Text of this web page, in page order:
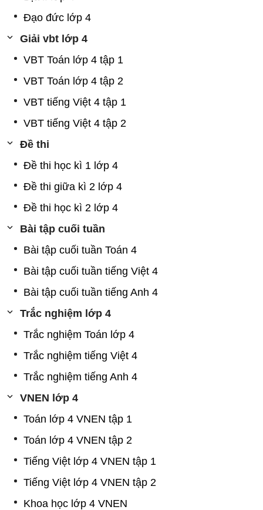
Đạo đức lớp 4
Giải vbt lớp 4
VBT Toán lớp 4 tập 1
VBT Toán lớp 4 tập 2
VBT tiếng Việt 4 tập 1
VBT tiếng Việt 4 tập 2
Đề thi
Đề thi học kì 1 lớp 4
Đề thi giữa kì 2 lớp 4
Đề thi học kì 2 lớp 4
Bài tập cuối tuần
Bài tập cuối tuần Toán 4
Bài tập cuối tuần tiếng Việt 4
Bài tập cuối tuần tiếng Anh 4
Trắc nghiệm lớp 4
Trắc nghiệm Toán lớp 4
Trắc nghiệm tiếng Việt 4
Trắc nghiệm tiếng Anh 4
VNEN lớp 4
Toán lớp 4 VNEN tập 1
Toán lớp 4 VNEN tập 2
Tiếng Việt lớp 4 VNEN tập 1
Tiếng Việt lớp 4 VNEN tập 2
Khoa học lớp 4 VNEN